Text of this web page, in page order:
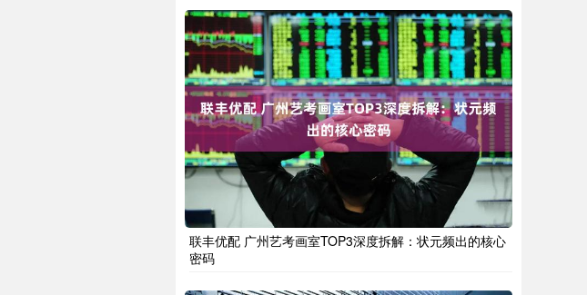
联丰优配 广州艺考画室TOP3深度拆解：状元频出的核心
密码